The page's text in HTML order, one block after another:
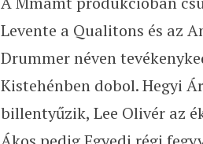
Levente a Qualitons és az
Drummer néven
Kistehénben dobol. Hegyi
billentyűzik, Lee Olivér az